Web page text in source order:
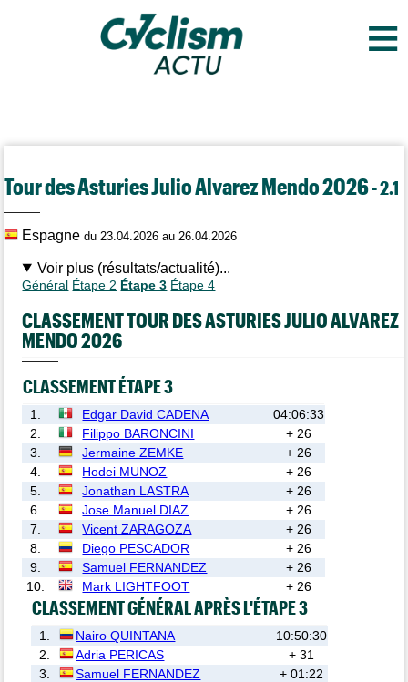
≡
Tour des Asturies Julio Alvarez Mendo 2026- 2.1
Espagnedu 23.04.2026 au 26.04.2026
Voir plus (résultats/actualité)...
Général Étape 2 Étape 3 Étape 4
CLASSEMENT TOUR DES ASTURIES JULIO ALVAREZ
MENDO 2026
CLASSEMENT ÉTAPE 3
1. Edgar David CADENA
04:06:33
2.
Filippo BARONCINI
+ 26
3.
Jermaine ZEMKE
+ 26
4.
Hodei MUNOZ
+ 26
5.
Jonathan LASTRA
+ 26
6.
Jose Manuel DIAZ
+ 26
7.
Vicent ZARAGOZA
+ 26
8.
Diego PESCADOR
+ 26
9.
Samuel FERNANDEZ
+ 26
10.
Mark LIGHTFOOT + 26
CLASSEMENT GÉNÉRAL APRÈS L'ÉTAPE 3
1. Nairo QUINTANA
10:50:30
2.
Adria PERICAS
+ 31
3.
Samuel FERNANDEZ
+ 01:22